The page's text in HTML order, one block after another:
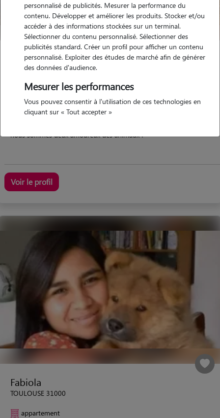
Heloise
TOULOUSE 31000
appartement possède des animaux
nous sommes deux amoureux des animaux !
Voir le profil
Fabiola
TOULOUSE 31000
appartement
personnalisé de publicités. Mesurer la performance du
contenu. Développer et améliorer les produits. Stocker et/ou
accéder à des informations stockées sur un terminal.
Sélectionner du contenu personnalisé. Sélectionner des
publicités standard. Créer un profil pour afficher un contenu
personnalisé. Exploiter des études de marché afin de générer
des données d'audience.
Mesurer les performances
Vous pouvez consentir à l'utilisation de ces technologies en
cliquant sur « Tout accepter »